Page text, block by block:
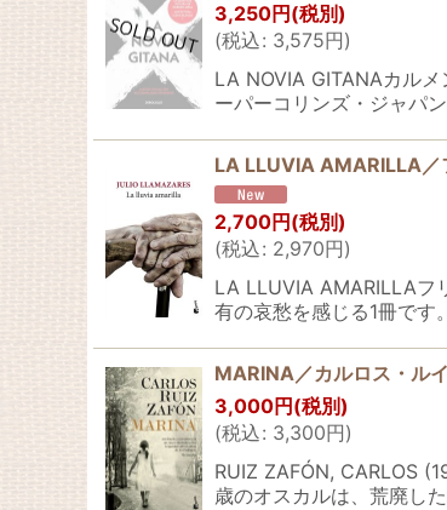
3,250円 (税別)
(税込: 3,575円)
LA NOVIA GITANAカル
ーパーコリンズ・ジャパ
LA LLUVIA AMARILLA／
2,700円 (税別)
(税込: 2,970円)
LA LLUVIA AMARILLAフ
有の哀愁を感じる1冊で
MARINA／カルロス・ル
3,000円 (税別)
(税込: 3,300円)
RUIZ ZAFÓN, CARLOS
歳のオスカルは、荒廃し